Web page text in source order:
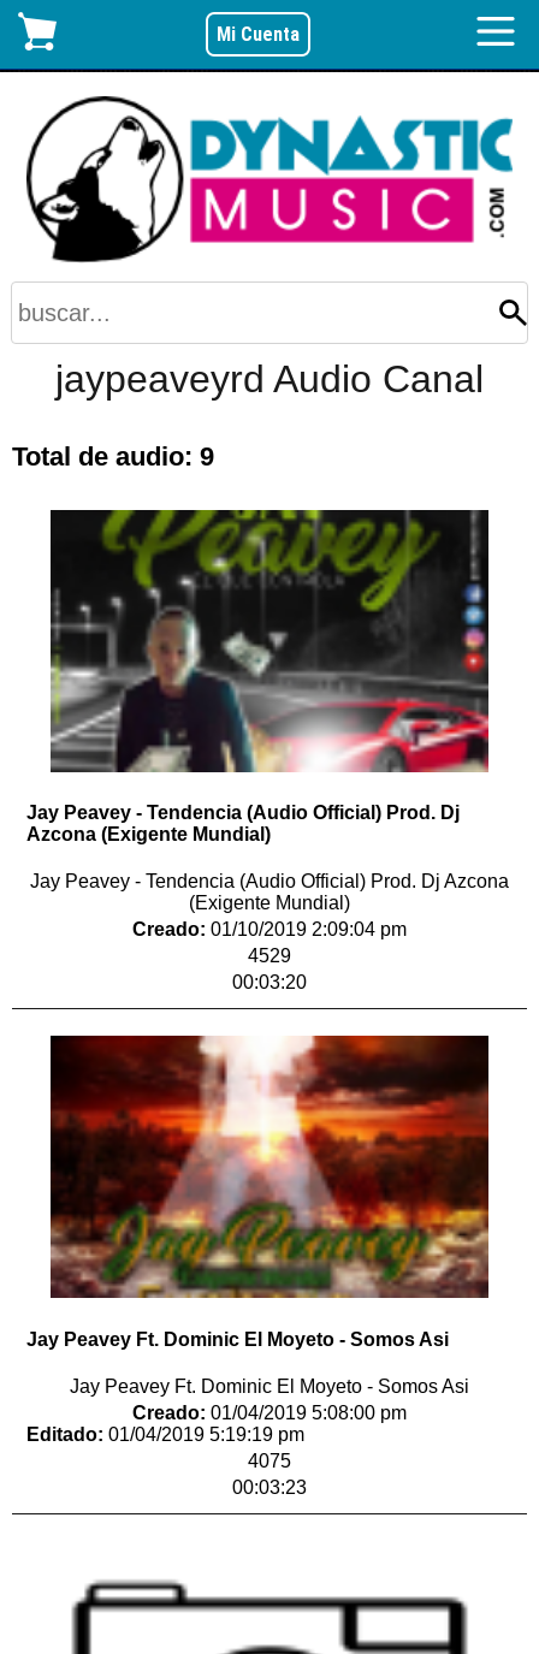
Mi Cuenta
jaypeaveyrd Audio Canal
Total de audio: 9
Jay Peavey - Tendencia (Audio Official) Prod. Dj
Azcona (Exigente Mundial)
Jay Peavey - Tendencia (Audio Official) Prod. Dj Azcona
(Exigente Mundial)
Creado: 01/10/2019 2:09:04 pm
4529
00:03:20
Jay Peavey Ft. Dominic El Moyeto - Somos Asi
Jay Peavey Ft. Dominic El Moyeto - Somos Asi
Creado: 01/04/2019 5:08:00 pm
Editado: 01/04/2019 5:19:19 pm
4075
00:03:23